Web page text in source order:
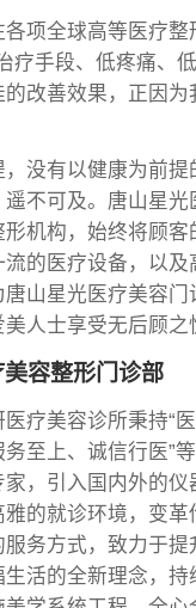
各项全球高等医疗
疗手段、低疼痛、
改善效果，正因为
没有以健康为前提
不可及。唐山星光
机构，始终将顾客
流的医疗设备，以
山星光医疗美容门
人士享受无后顾之
容整形门诊部
疗美容诊所秉持“
至上、诚信行医”
，引入国内外的仪
的就诊环境，变革
务方式，致力于提
活的全新理念，持